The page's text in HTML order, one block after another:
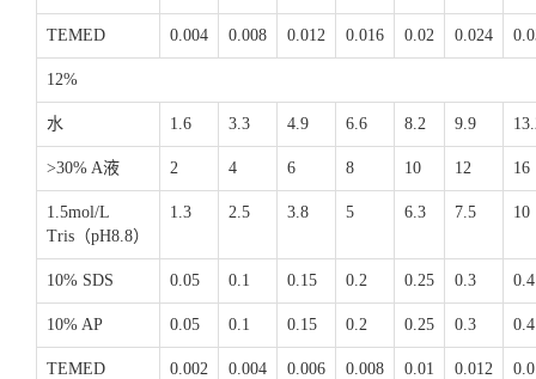
TEMED 0.004 0.008 0.012 0.016 0.02 0.024
12%
水 1.6 3.3 4.9 6.6 8.2 9.9
>30% A液 2 4 6 8 10 12 16
1.5mol/L
Tris（pH8.8）
1.3 2.5 3.8 5 6.3 7.5 10
10% SDS 0.05 0.1 0.15 0.2 0.25 0.3 0.4
10% AP 0.05 0.1 0.15 0.2 0.25 0.3 0.4
TEMED 0.002 0.004 0.006 0.008 0.01 0.012